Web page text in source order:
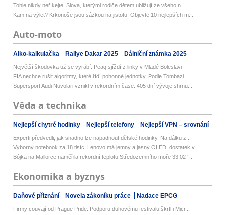
Tohle nikdy neříkejte! Slova, kterými rodiče dětem ubližují ze všeho n...
Kam na výlet? Krkonoše jsou sázkou na jistotu. Objevte 10 nejlepších m...
Auto-moto
Alko-kalkulačka Rallye Dakar 2025 Dálniční známka 2025
Největší škodovka už se vyrábí. Peaq sjíždí z linky v Mladé Boleslavi
FIA nechce rušit algoritmy, které řídí pohonné jednotky. Podle Tombazi...
Supersport Audi Nuvolari vznikl v rekordním čase. 405 dní vývoje shrnu...
Věda a technika
Nejlepší chytré hodinky Nejlepší telefony Nejlepší VPN – srovnání
Experti předvedli, jak snadno lze napadnout dětské hodinky. Na dálku z...
Výborný notebook za 18 tisíc. Lenovo má jemný a jasný OLED, dostatek v...
Bójka na Mallorce naměřila rekordní teplotu Středozemního moře 33,02 °...
Ekonomika a byznys
Daňové přiznání Novela zákoníku práce Nadace EPCG
Firmy couvají od Prague Pride. Podporu duhovému festivalu škrtl i Micr...